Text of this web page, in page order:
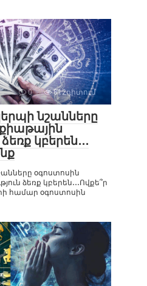
0 812դիտում
նշանները
կբերեն․․․
օգոստոսին
ձեռք կբերեն․․․Ովքե՞ր
համար օգոստոսին